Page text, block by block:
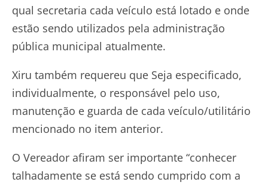
qual secretaria cada veículo está lotado e onde
estão sendo utilizados pela administração
pública municipal atualmente.
Xiru também requereu que Seja especificado,
individualmente, o responsável pelo uso,
manutenção e guarda de cada veículo/utilitário
mencionado no item anterior.
O Vereador afiram ser importante “conhecer
talhadamente se está sendo cumprido com a